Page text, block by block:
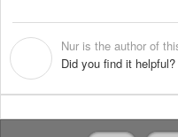
Nur is the author of
Did you find it helpful?